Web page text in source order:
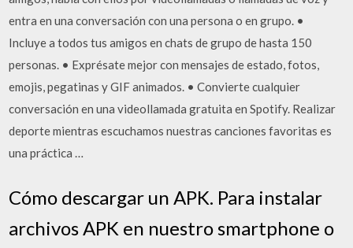
entra en una conversación con una persona o en grupo. •
Incluye a todos tus amigos en chats de grupo de hasta 150
personas. • Exprésate mejor con mensajes de estado, fotos,
emojis, pegatinas y GIF animados. • Convierte cualquier
conversación en una videollamada gratuita en Spotify. Realizar
deporte mientras escuchamos nuestras canciones favoritas es
una práctica …
Cómo descargar un APK. Para instalar
archivos APK en nuestro smartphone o